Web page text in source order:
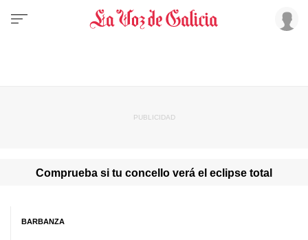
Comprueba si tu concello verá el eclipse total
BARBANZA